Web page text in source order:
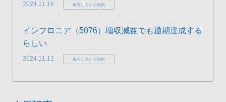
2024.11.16 保有している銘柄
インフロニア（5076）増収減益でも通期達成する
らしい
2024.11.12 保有している銘柄